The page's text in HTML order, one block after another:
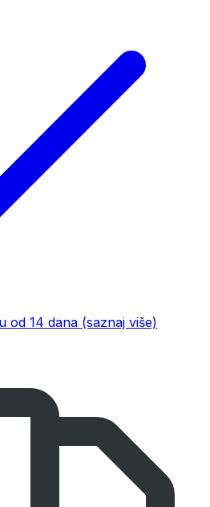
od 14 dana (saznaj više)